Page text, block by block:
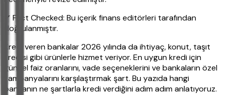
✔ Fact Checked: Bu içerik finans editörleri tarafından
doğrulanmıştır.
Kredi veren bankalar 2026 yılında da ihtiyaç, konut, taşıt
kredisi gibi ürünlerle hizmet veriyor. En uygun kredi için
güncel faiz oranlarını, vade seçeneklerini ve bankaların özel
kampanyalarını karşılaştırmak şart. Bu yazıda hangi
bankanın ne şartlarla kredi verdiğini adım adım anlatıyoruz.